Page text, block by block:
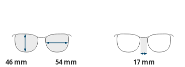
към формата на носа и по този начин
на подложките за нос винаги трябва да
повреда или счупване, причинени от
46 mm 54 mm 17 mm